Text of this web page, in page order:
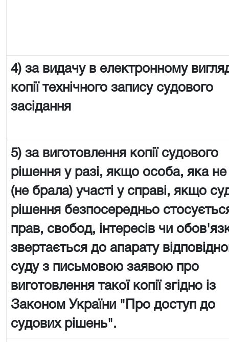
4) за видачу в електронному
копії технічного запису судового
засідання
5) за виготовлення копії судового
рішення у разі, якщо особа, яка
(не брала) участі у справі, якщо
рішення безпосередньо стосується
прав, свобод, інтересів чи
звертається до апарату
суду з письмовою заявою про
виготовлення такої копії згідно із
Законом України "Про доступ до
судових рішень".